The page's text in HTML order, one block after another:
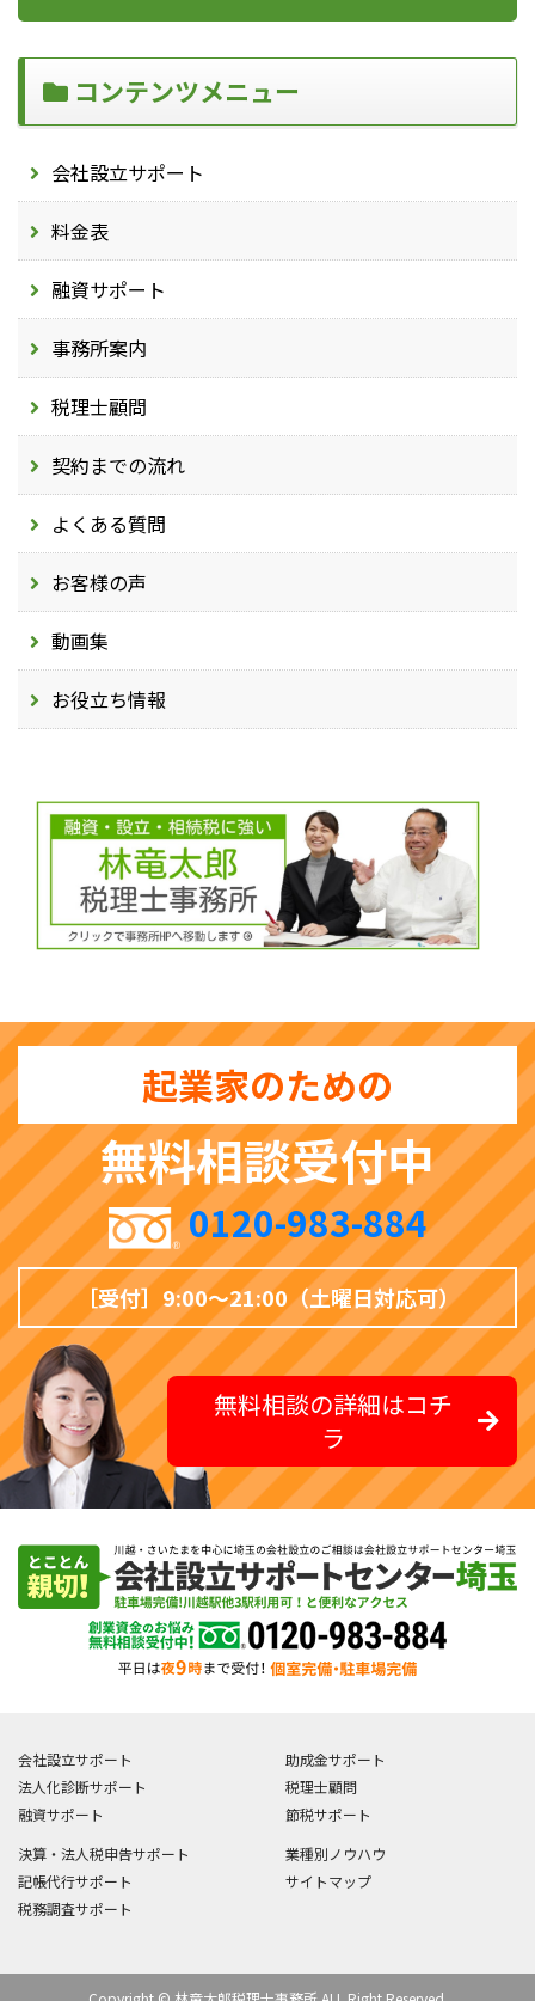
コンテンツメニュー
会社設立サポート
料金表
融資サポート
事務所案内
税理士顧問
契約までの流れ
よくある質問
お客様の声
動画集
お役立ち情報
無料相談の詳細はコチ
ラ
起業家のための
無料相談受付中
0120-983-884
［受付］9:00〜21:00（土曜日対応可）
会社設立サポート
法人化診断サポート
融資サポート
助成金サポート
税理士顧問
節税サポート
決算・法人税申告サポート
記帳代行サポート
税務調査サポート
業種別ノウハウ
サイトマップ